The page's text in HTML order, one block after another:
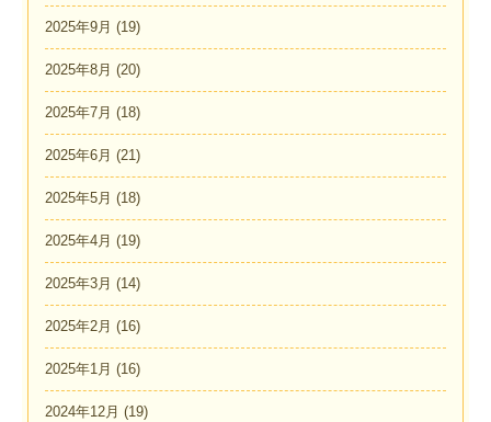
2025年9月 (19)
2025年8月 (20)
2025年7月 (18)
2025年6月 (21)
2025年5月 (18)
2025年4月 (19)
2025年3月 (14)
2025年2月 (16)
2025年1月 (16)
2024年12月 (19)